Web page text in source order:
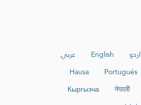
عربي English اردو
Hausa
Português
Кыргызча
नेपाली